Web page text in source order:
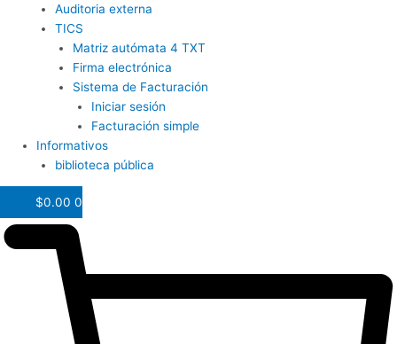
Auditoria externa
TICS
Matriz autómata 4 TXT
Firma electrónica
Sistema de Facturación
Iniciar sesión
Facturación simple
Informativos
biblioteca pública
$0.00 0